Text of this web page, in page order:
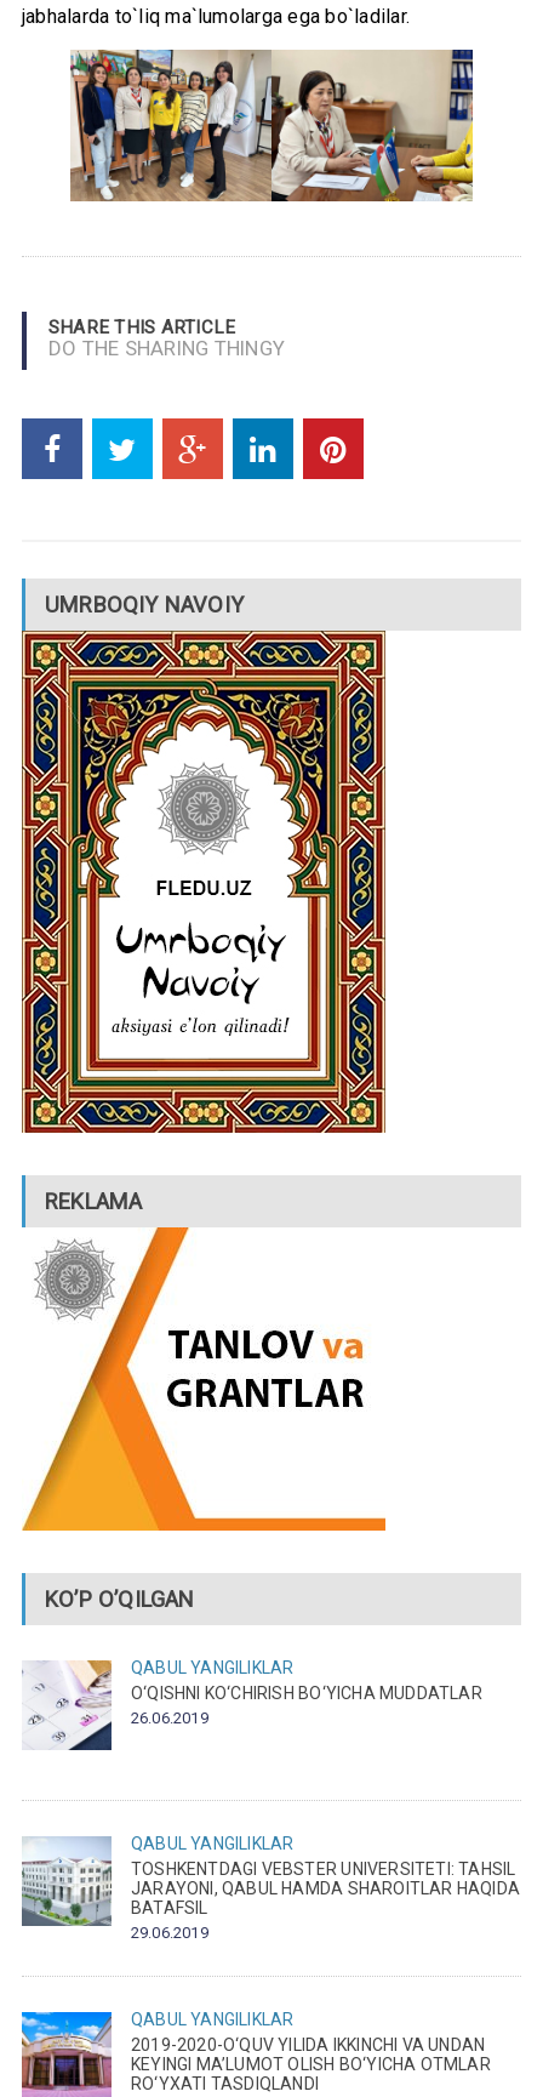
jabhalarda to`liq ma`lumolarga ega bo`ladilar.
SHARE THIS ARTICLE
DO THE SHARING THINGY
UMRBOQIY NAVOIY
REKLAMA
KO’P O’QILGAN
QABUL YANGILIKLAR
O‘QISHNI KO‘CHIRISH BO‘YICHA MUDDATLAR
26.06.2019
QABUL YANGILIKLAR
TOSHKENTDAGI VEBSTER UNIVERSITETI: TAHSIL
JARAYONI, QABUL HAMDA SHAROITLAR HAQIDA
BATAFSIL
29.06.2019
QABUL YANGILIKLAR
2019-2020-O‘QUV YILIDA IKKINCHI VA UNDAN
KEYINGI MA’LUMOT OLISH BO‘YICHA OTMLAR
RO‘YXATI TASDIQLANDI